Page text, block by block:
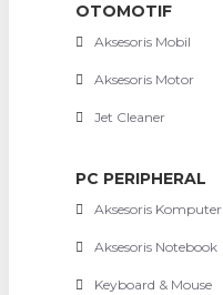
OTOMOTIF
Aksesoris Mobil
Aksesoris Motor
Jet Cleaner
PC PERIPHERAL
Aksesoris Komputer
Aksesoris Notebook
Keyboard & Mouse